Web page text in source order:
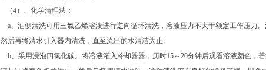
（4）、化学清理法：
a、油侧清洗可用三氯乙烯溶液进行逆向循环清洗，溶液压力不大于额定工作压力
然后再将清水引入器内清洗，直至流出的水清洁为止。
b、采用浸泡四氯化碳。将溶液灌入冷却器器，历时15～20分钟后观看溶液颜色，